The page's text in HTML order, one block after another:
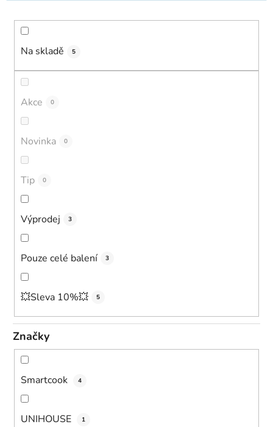
z
Na skladě 5
Akce 0
Novinka 0
Tip 0
Výprodej 3
Pouze celé balení 3
💥Sleva 10%💥 5
Značky
Smartcook 4
UNIHOUSE 1